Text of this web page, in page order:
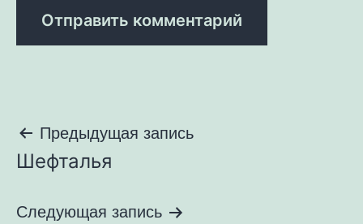
Навигация
по
записям
Предыдущая запись
Шефталья
Следующая запись